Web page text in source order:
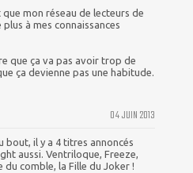
que mon réseau de lecteurs de
à mes connaissances
que ça va pas avoir trop de
ça devienne pas une habitude.
04 JUIN 2013
bout, il y a 4 titres annoncés
aussi. Ventriloque, Freeze,
du comble, la Fille du Joker !